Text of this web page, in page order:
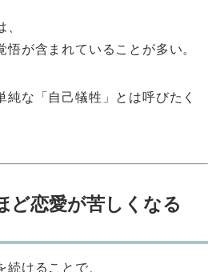
が含まれていることが多い。
純な「自己犠牲」とは呼びたく
ど恋愛が苦しくなる
続けることで、